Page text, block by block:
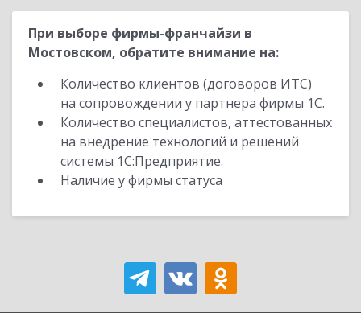
При выборе фирмы-франчайзи в
Мостовском, обратите внимание на:
Количество клиентов (договоров ИТС)
на сопровождении у партнера фирмы 1С.
Количество специалистов, аттестованных
на внедрение технологий и решений
системы 1С:Предприятие.
Наличие у фирмы статуса